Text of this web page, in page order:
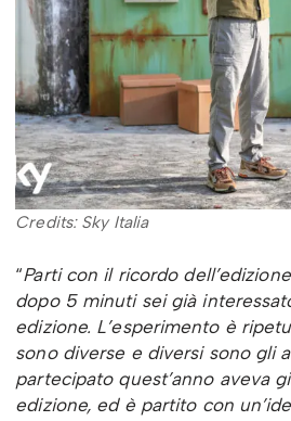
Credits: Sky Italia
“Parti con il ricordo
dopo 5 minuti sei già
edizione. L’esperimento è
sono diverse e diversi sono gli
partecipato quest’anno aveva
edizione, ed è partito con